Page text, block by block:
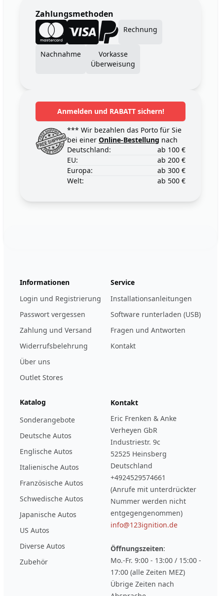
Zahlungsmethoden
Rechnung
Nachnahme
Vorkasse
Überweisung
Anmelden und RABATT sichern!
*** Wir bezahlen das Porto für Sie
bei einer Online-Bestellung nach
Deutschland:
ab 100 €
EU:
ab 200 €
Europa:
ab 300 €
Welt:
ab 500 €
Informationen
Login und Registrierung
Passwort vergessen
Zahlung und Versand
Widerrufsbelehrung
Über uns
Outlet Stores
Service
Installationsanleitungen
Software runterladen (USB)
Fragen und Antworten
Kontakt
Katalog
Sonderangebote
Deutsche Autos
Englische Autos
Italienische Autos
Französische Autos
Schwedische Autos
Japanische Autos
US Autos
Diverse Autos
Zubehör
Kontakt
Eric Frenken & Anke
Verheyen GbR
Industriestr. 9c
52525 Heinsberg
Deutschland
+4924529574661
(Anrufe mit unterdrückter
Nummer werden nicht
entgegengenommen)
info@123ignition.de
Öffnungszeiten:
Mo.-Fr. 9:00 - 13:00 / 15:00 -
17:00 (alle Zeiten MEZ)
Übrige Zeiten nach